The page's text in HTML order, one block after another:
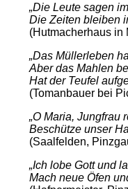
„Die Leute sagen
Die Zeiten bleiben
(Hutmacherhaus in
„Das Müllerleben
Aber das Mahlen
Hat der Teufel
(Tomanbauer bei
„O Maria, Jungfrau
Beschütze unser
(Saalfelden,
„Ich lobe Gott und
Mach neue Öfen